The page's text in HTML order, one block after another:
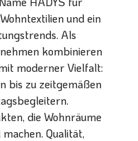
und ein
Als
kombinieren
moderner Vielfalt:
bis zu zeitgemäßen
die Wohnräume
Qualität,